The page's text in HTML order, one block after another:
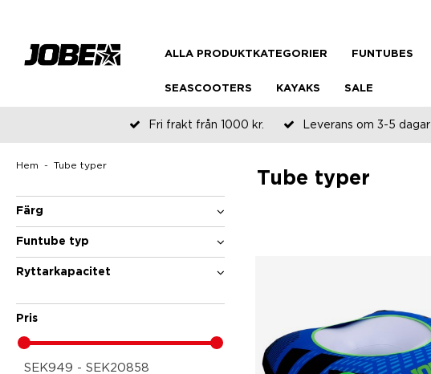
ALLA PRODUKTKATEGORIER FUNTUBES
SEASCOOTERS KAYAKS SALE
Fri frakt från 1000 kr. Leverans om 3-5 dagar
Hem Tube typer
Färg
Funtube typ
Ryttarkapacitet
Pris
SEK949 - SEK20858
Tube typer